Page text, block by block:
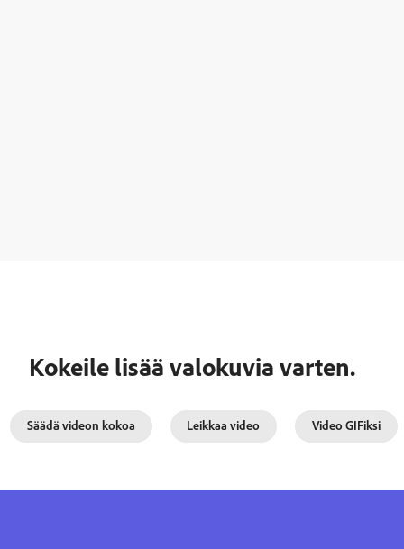
Kokeile lisää valokuvia varten.
Säädä videon kokoa Leikkaa video Video GIFiksi